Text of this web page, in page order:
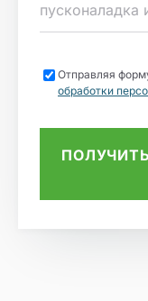
Отправляя
обработки